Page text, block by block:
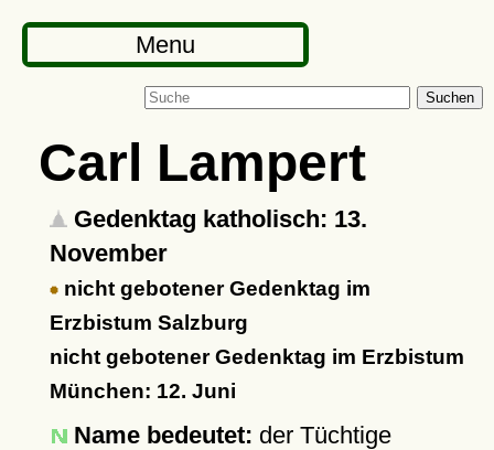
Menu
Suchen
Carl Lampert
Gedenktag katholisch: 13.
November
nicht gebotener Gedenktag im
Erzbistum Salzburg
nicht gebotener Gedenktag im Erzbistum
München: 12. Juni
Name bedeutet: der Tüchtige